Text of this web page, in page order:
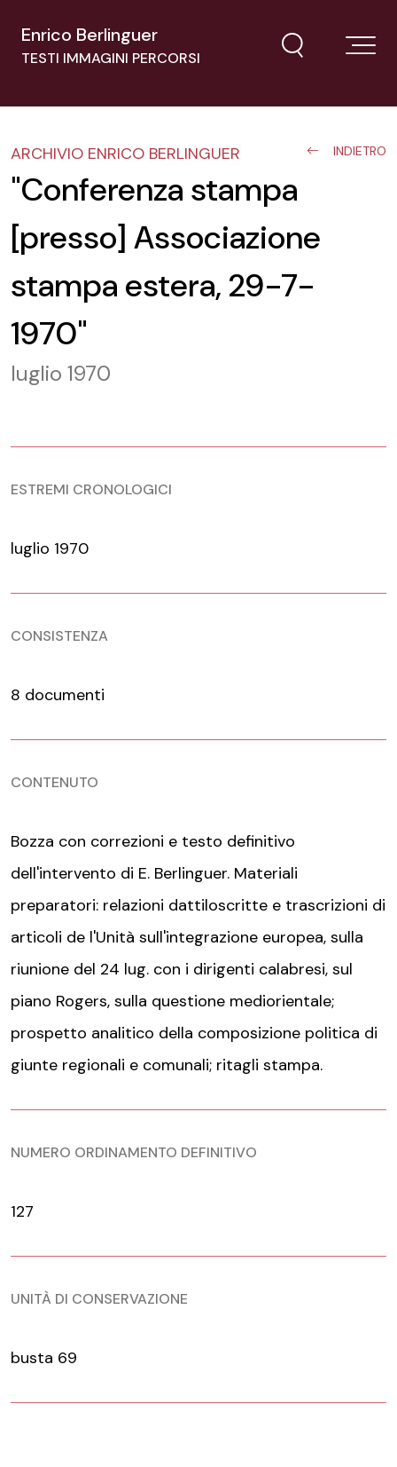
Enrico Berlinguer
TESTI IMMAGINI PERCORSI
ARCHIVIO ENRICO BERLINGUER INDIETRO
"Conferenza stampa
[presso] Associazione
stampa estera, 29-7-
1970"
luglio 1970
ESTREMI CRONOLOGICI
luglio 1970
CONSISTENZA
8 documenti
CONTENUTO
Bozza con correzioni e testo definitivo
dell'intervento di E. Berlinguer. Materiali
preparatori: relazioni dattiloscritte e trascrizioni di
articoli de l'Unità sull'integrazione europea, sulla
riunione del 24 lug. con i dirigenti calabresi, sul
piano Rogers, sulla questione mediorientale;
prospetto analitico della composizione politica di
giunte regionali e comunali; ritagli stampa.
NUMERO ORDINAMENTO DEFINITIVO
127
UNITÀ DI CONSERVAZIONE
busta 69